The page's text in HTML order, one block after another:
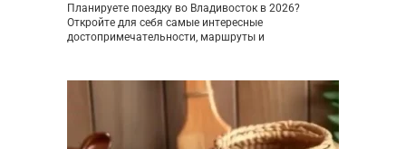
Планируете поездку во Владивосток в 2026?
Откройте для себя самые интересные
достопримечательности, маршруты и